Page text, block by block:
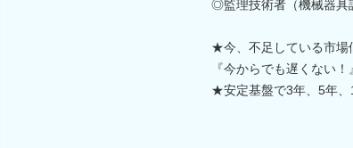
◎監理技術者（機械器具
★今、不足している市場
『今からでも遅くない
★安定基盤で3年、5年、